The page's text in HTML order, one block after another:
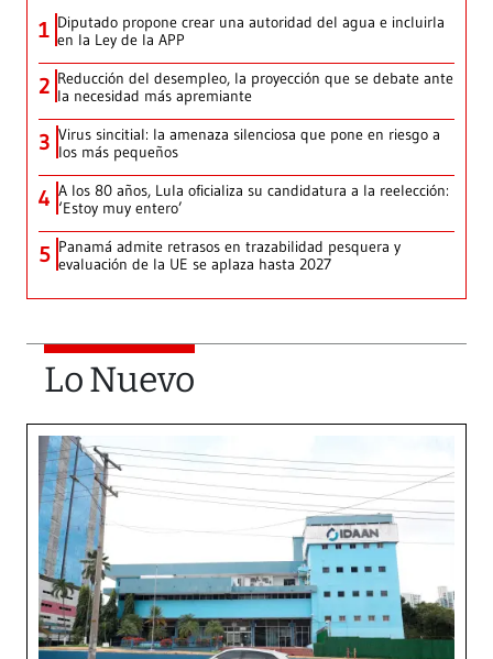
1 Diputado propone crear una autoridad del agua e incluirla
en la Ley de la APP
2 Reducción del desempleo, la proyección que se debate ante
la necesidad más apremiante
3 Virus sincitial: la amenaza silenciosa que pone en riesgo a
los más pequeños
4 A los 80 años, Lula oficializa su candidatura a la reelección:
‘Estoy muy entero’
5 Panamá admite retrasos en trazabilidad pesquera y
evaluación de la UE se aplaza hasta 2027
Lo Nuevo